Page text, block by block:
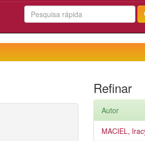
Refinar
Autor
MACIEL,